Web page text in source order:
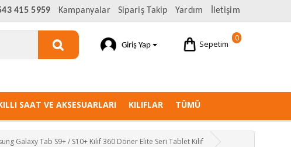
415 5959 Kampanyalar Sipariş Takip Yardım İletişim
0
Sepetim
Giriş Yap
SAAT VE AKSESUARLARI KILIFLAR TÜMÜ
Galaxy Tab S9+ / S10+ Kılıf 360 Döner Elite Seri Tablet Kılıf